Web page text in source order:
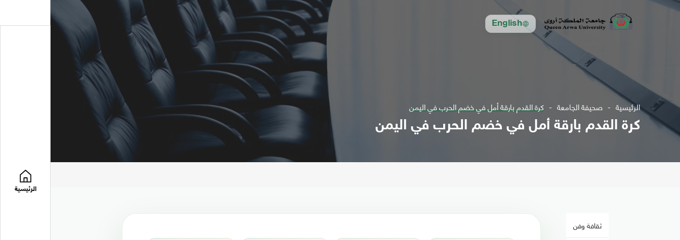
English
الرئيسية
الرئيسية صحيفة الجامعة كرة القدم بارقة أمل في خضم الحرب في اليمن
كرة القدم بارقة أمل في خضم الحرب في اليمن
ثقافة وفن